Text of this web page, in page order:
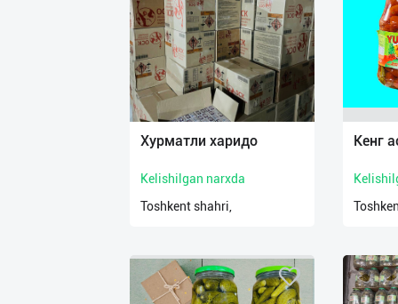
Хурматли харидо
Kelishilgan narxda
Toshkent shahri,
Кенг